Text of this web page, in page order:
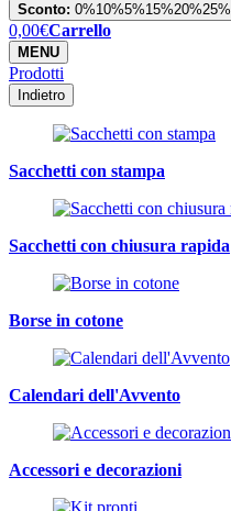
Sconto: 0%10%5%15%20%25%
0,00€Carrello
MENU
Prodotti
Indietro
Sacchetti con stampa
Sacchetti con chiusura rapida
Borse in cotone
Calendari dell'Avvento
Accessori e decorazioni